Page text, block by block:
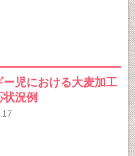
児における大麦加工
況例